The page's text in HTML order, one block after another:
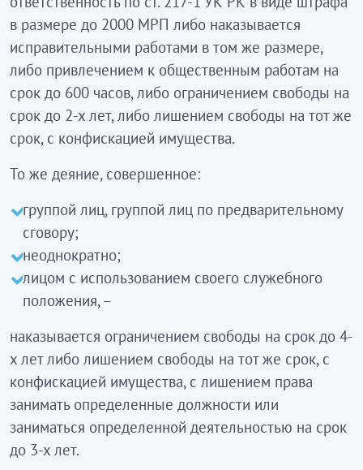
в размере до 2000 МРП либо наказывается
исправительными работами в том же размере,
либо привлечением к общественным работам на
срок до 600 часов, либо ограничением свободы на
срок до 2-х лет, либо лишением свободы на тот же
срок, с конфискацией имущества.
То же деяние, совершенное:
группой лиц, группой лиц по предварительному
сговору;
неоднократно;
лицом с использованием своего служебного
положения, –
наказывается ограничением свободы на срок до 4-
х лет либо лишением свободы на тот же срок, с
конфискацией имущества, с лишением права
занимать определенные должности или
заниматься определенной деятельностью на срок
до 3-х лет.